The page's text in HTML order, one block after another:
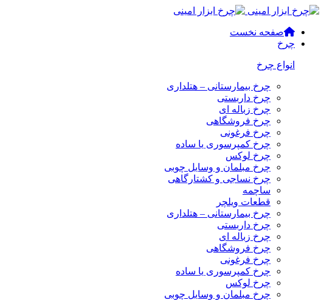
صفحه نخست
چرخ
انواع چرخ
چرخ بیمارستانی – هتلداری
چرخ داربستی
چرخ زباله ای
چرخ فروشگاهی
چرخ فرغونی
چرخ کمپرسوری یا ساده
چرخ لوکس
چرخ مبلمان و وسایل چوبی
چرخ نساجی و کشتارگاهی
ساچمه
قطعات ویلچر
چرخ بیمارستانی – هتلداری
چرخ داربستی
چرخ زباله ای
چرخ فروشگاهی
چرخ فرغونی
چرخ کمپرسوری یا ساده
چرخ لوکس
چرخ مبلمان و وسایل چوبی